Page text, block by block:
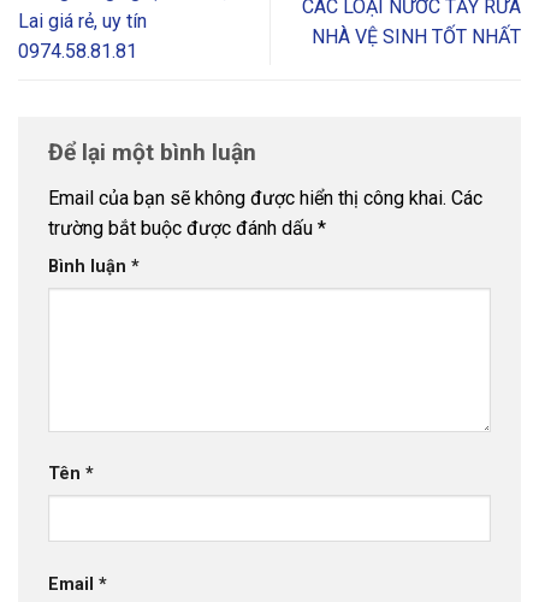
Lai giá rẻ, uy tín
0974.58.81.81
CÁC LOẠI NƯỚC TẨY RỬA
NHÀ VỆ SINH TỐT NHẤT
Để lại một bình luận
Email của bạn sẽ không được hiển thị công khai. Các
trường bắt buộc được đánh dấu *
Bình luận *
Tên *
Email *